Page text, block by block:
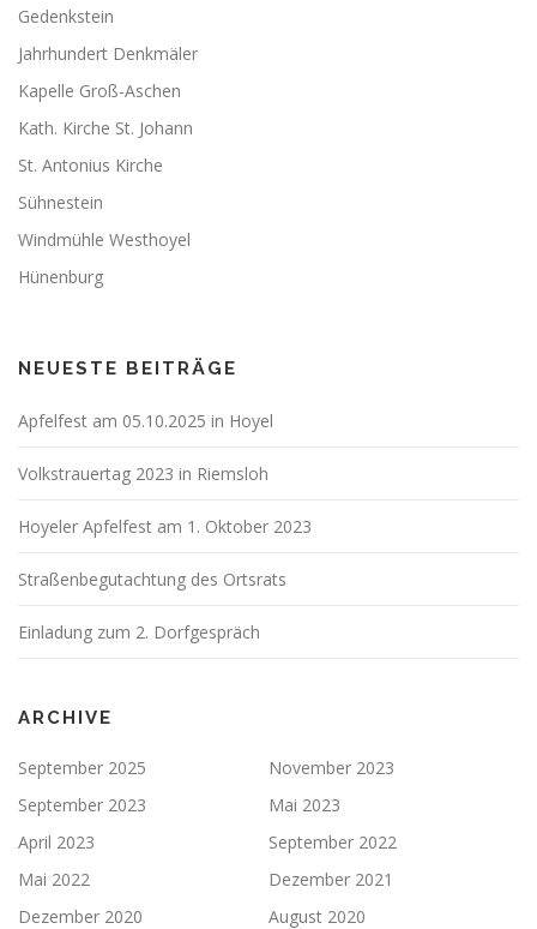
Gedenkstein
Jahrhundert Denkmäler
Kapelle Groß-Aschen
Kath. Kirche St. Johann
St. Antonius Kirche
Sühnestein
Windmühle Westhoyel
Hünenburg
NEUESTE BEITRÄGE
Apfelfest am 05.10.2025 in Hoyel
Volkstrauertag 2023 in Riemsloh
Hoyeler Apfelfest am 1. Oktober 2023
Straßenbegutachtung des Ortsrats
Einladung zum 2. Dorfgespräch
ARCHIVE
September 2025
November 2023
September 2023
Mai 2023
April 2023
September 2022
Mai 2022
Dezember 2021
Dezember 2020
August 2020